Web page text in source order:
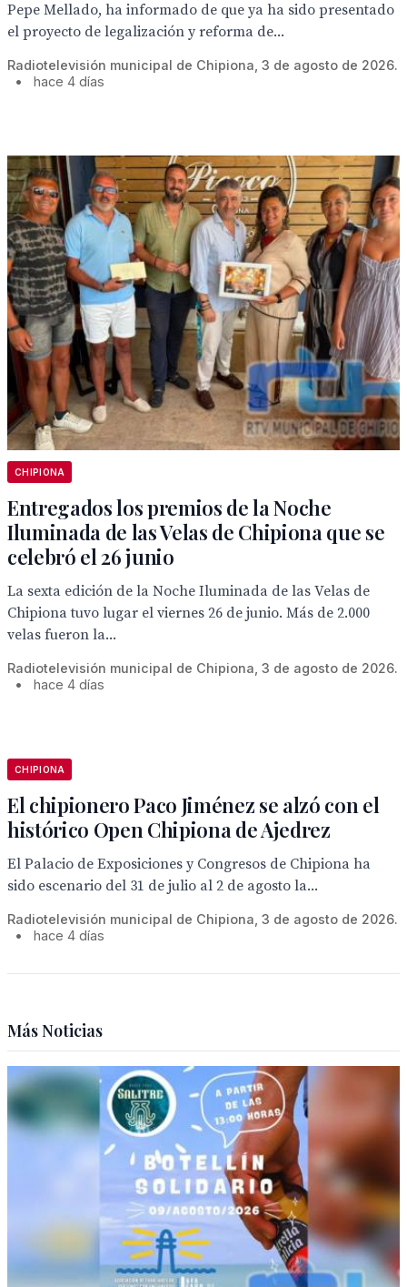
Pepe Mellado, ha informado de que ya ha sido presentado
el proyecto de legalización y reforma de...
Radiotelevisión municipal de Chipiona, 3 de agosto de 2026.
•
hace 4 días
CHIPIONA
Entregados los premios de la Noche
Iluminada de las Velas de Chipiona que se
celebró el 26 junio
La sexta edición de la Noche Iluminada de las Velas de
Chipiona tuvo lugar el viernes 26 de junio. Más de 2.000
velas fueron la...
Radiotelevisión municipal de Chipiona, 3 de agosto de 2026.
•
hace 4 días
CHIPIONA
El chipionero Paco Jiménez se alzó con el
histórico Open Chipiona de Ajedrez
El Palacio de Exposiciones y Congresos de Chipiona ha
sido escenario del 31 de julio al 2 de agosto la...
Radiotelevisión municipal de Chipiona, 3 de agosto de 2026.
•
hace 4 días
Más Noticias